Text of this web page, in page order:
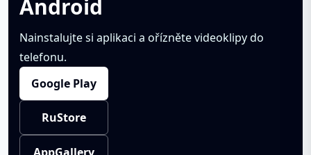
Android
Nainstalujte si aplikaci a ořízněte videoklipy do
telefonu.
Google Play
RuStore